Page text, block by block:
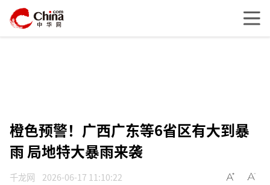
橙色预警！广西广东等6省区有大到暴
雨 局地特大暴雨来袭
千龙网 2026-06-17 11:10:22